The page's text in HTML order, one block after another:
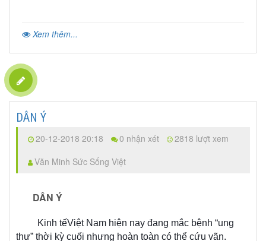
Xem thêm...
DÂN Ý
20-12-2018 20:18 0 nhận xét
2818 lượt xem
Văn Minh Sức Sống Việt
DÂN Ý
Kinh tếViệt Nam hiện nay đang mắc bệnh “ung
thư” thời kỳ cuối nhưng hoàn toàn có thể cứu vãn.